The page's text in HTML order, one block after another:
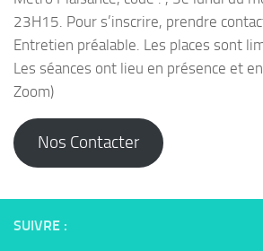
23H15. Pour s’inscrire, prendre
Entretien préalable. Les places sont
Les séances ont lieu en présence et
Zoom)
Nos Contacter
SUIVRE :